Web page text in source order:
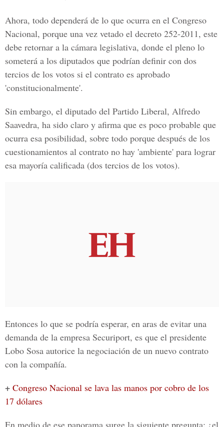
Ahora, todo dependerá de lo que ocurra en el Congreso
Nacional, porque una vez vetado el decreto 252-2011, este
debe retornar a la cámara legislativa, donde el pleno lo
someterá a los diputados que podrían definir con dos
tercios de los votos si el contrato es aprobado
'constitucionalmente'.
Sin embargo, el diputado del Partido Liberal, Alfredo
Saavedra, ha sido claro y afirma que es poco probable que
ocurra esa posibilidad, sobre todo porque después de los
cuestionamientos al contrato no hay 'ambiente' para lograr
esa mayoría calificada (dos tercios de los votos).
Entonces lo que se podría esperar, en aras de evitar una
demanda de la empresa Securiport, es que el presidente
Lobo Sosa autorice la negociación de un nuevo contrato
con la compañía.
+ Congreso Nacional se lava las manos por cobro de los
17 dólares
En medio de ese panorama surge la siguiente pregunta: ¿el